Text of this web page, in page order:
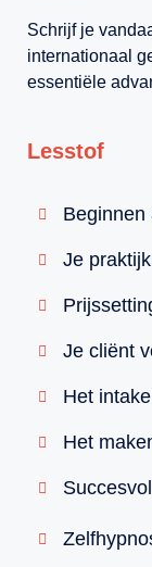
Schrijf je
internationaal
essentiële
Lesstof
Beginnen
Je
Je cliënt
Het
Het